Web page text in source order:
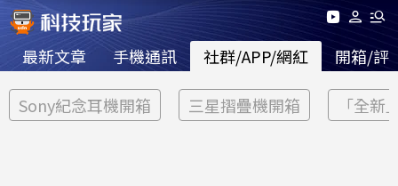
最新文章 手機通訊 社群/APP/網紅 開箱/評
Sony紀念耳機開箱 三星摺疊機開箱 「全新